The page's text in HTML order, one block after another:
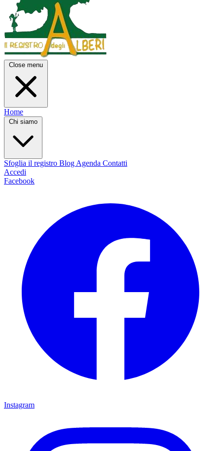
Close menu
Home
Chi siamo
Sfoglia il registro Blog Agenda Contatti
Accedi
Facebook
Instagram